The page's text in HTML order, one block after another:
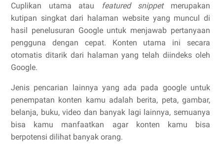
Cuplikan utama atau featured snippet merupakan
kutipan singkat dari halaman website yang muncul di
hasil penelusuran Google untuk menjawab pertanyaan
pengguna dengan cepat. Konten utama ini secara
otomatis ditarik dari halaman yang telah diindeks oleh
Google.
Jenis pencarian lainnya yang ada pada google untuk
penempatan konten kamu adalah berita, peta, gambar,
belanja, buku, video dan banyak lagi lainnya, semuanya
bisa kamu manfaatkan agar konten kamu bisa
berpotensi dilihat banyak orang.